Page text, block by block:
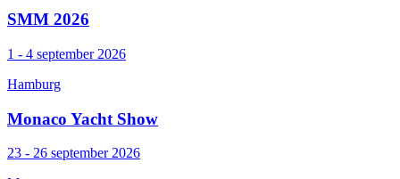
SMM 2026
1 - 4 september 2026
Hamburg
Monaco Yacht Show
23 - 26 september 2026